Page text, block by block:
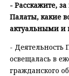
- Расскажите,
Палаты, какие
актуальными и
- Деятельность
освещалась в
гражданского